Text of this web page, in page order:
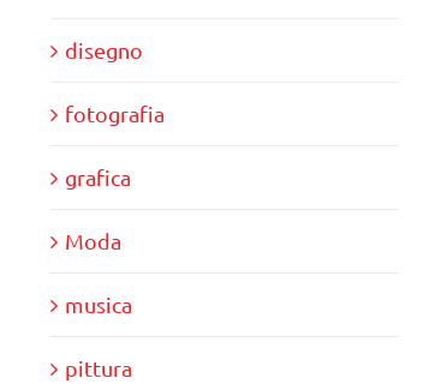
disegno
fotografia
grafica
Moda
musica
pittura